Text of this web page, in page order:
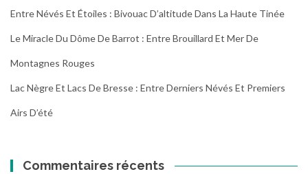
Entre Névés Et Étoiles : Bivouac D’altitude Dans La Haute Tinée
Le Miracle Du Dôme De Barrot : Entre Brouillard Et Mer De
Montagnes Rouges
Lac Nègre Et Lacs De Bresse : Entre Derniers Névés Et Premiers
Airs D’été
Commentaires récents